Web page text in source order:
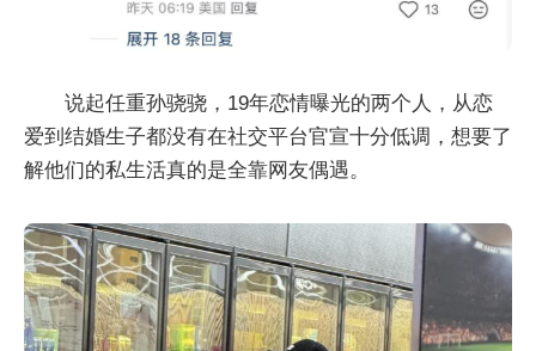
说起任重孙骁骁，19年恋情曝光的两个人，从恋
爱到结婚生子都没有在社交平台官宣十分低调，想要了
解他们的私生活真的是全靠网友偶遇。